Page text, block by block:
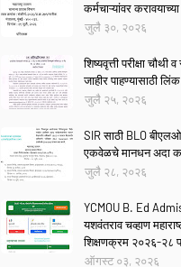
कर्मचाऱ्यांवर
जुलै ३०, २०२६
शिष्यवृत्ती परीक्षा
जाहीर पाहण्यासाठी लिंक
जुलै २५, २०२६
SIR साठी BLO
एकवेळचे मानधन अदा
जुलै २८, २०२६
YCMOU B. Ed
यशवंतराव चव्हाण
शिक्षणक्रम २०२६-२८
ऑगस्ट ०३, २०२६